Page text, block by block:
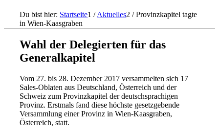
Du bist hier: Startseite1 / Aktuelles2 / Provinzkapitel tagte
in Wien-Kaasgraben
Wahl der Delegierten für das
Generalkapitel
Vom 27. bis 28. Dezember 2017 versammelten sich 17
Sales-Oblaten aus Deutschland, Österreich und der
Schweiz zum Provinzkapitel der deutschsprachigen
Provinz. Erstmals fand diese höchste gesetzgebende
Versammlung einer Provinz in Wien-Kaasgraben,
Österreich, statt.